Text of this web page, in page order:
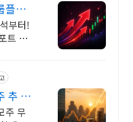
플랜
부터!
트 신
추 지
주 무